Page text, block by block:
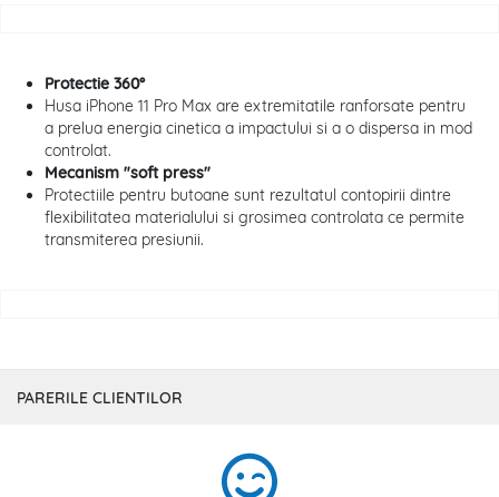
Protectie 360°
Husa iPhone 11 Pro Max are extremitatile ranforsate pentru
a prelua energia cinetica a impactului si a o dispersa in mod
controlat.
Mecanism "soft press"
Protectiile pentru butoane sunt rezultatul contopirii dintre
flexibilitatea materialului si grosimea controlata ce permite
transmiterea presiunii.
PARERILE CLIENTILOR